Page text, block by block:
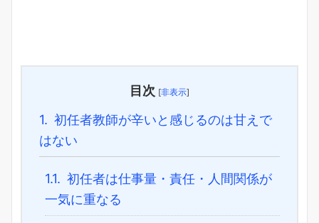
目次 [非表示]
1. 初任者教師が辛いと感じるのは甘えで
はない
1.1. 初任者は仕事量・責任・人間関係が
一気に重なる